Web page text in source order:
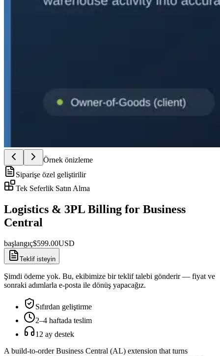
Örnek önizleme
Siparişe özel geliştirilir
Tek Seferlik Satın Alma
Logistics & 3PL Billing for Business
Central
başlangıç$599.00USD
Teklif isteyin
Şimdi ödeme yok. Bu, ekibimize bir teklif talebi gönderir — fiyat ve
sonraki adımlarla e-posta ile dönüş yapacağız.
Sıfırdan geliştirme
2–4 haftada teslim
12 ay destek
A build-to-order Business Central (AL) extension that turns